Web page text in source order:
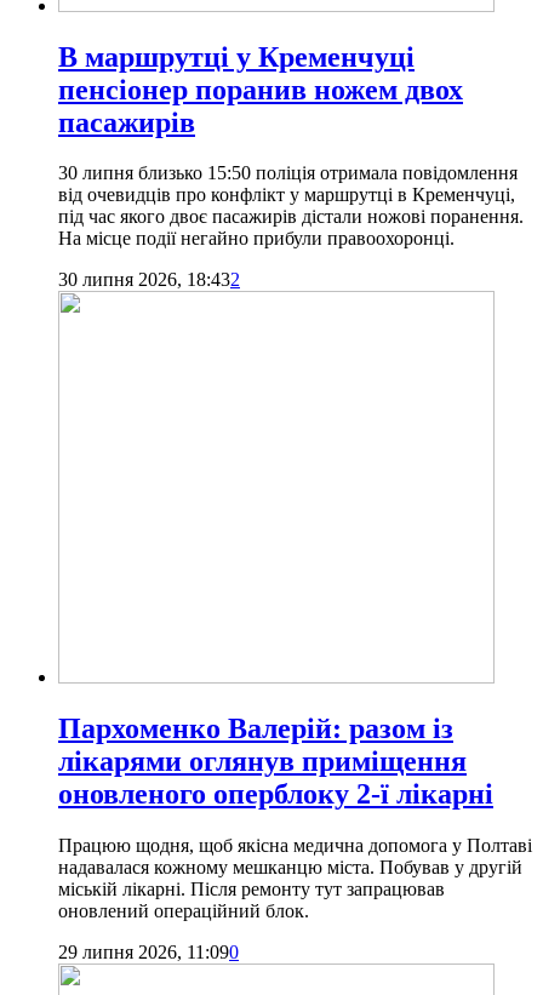
В маршрутці у Кременчуці
пенсіонер поранив ножем двох
пасажирів
30 липня близько 15:50 поліція отримала повідомлення
від очевидців про конфлікт у маршрутці в Кременчуці,
під час якого двоє пасажирів дістали ножові поранення.
На місце події негайно прибули правоохоронці.
30 липня 2026, 18:432
Пархоменко Валерій: разом із
лікарями оглянув приміщення
оновленого оперблоку 2-ї лікарні
Працюю щодня, щоб якісна медична допомога у Полтаві
надавалася кожному мешканцю міста. Побував у другій
міській лікарні. Після ремонту тут запрацював
оновлений операційний блок.
29 липня 2026, 11:090